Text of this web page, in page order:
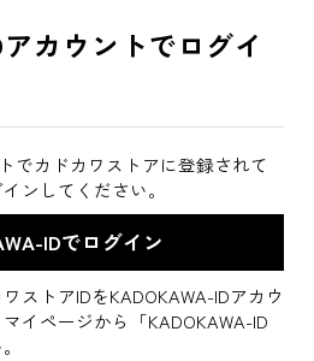
カウントでログイ
でカドカワストアに登録されて
ンしてください。
ストアIDをKADOKAWA-IDアカウ
イページから「KADOKAWA-ID